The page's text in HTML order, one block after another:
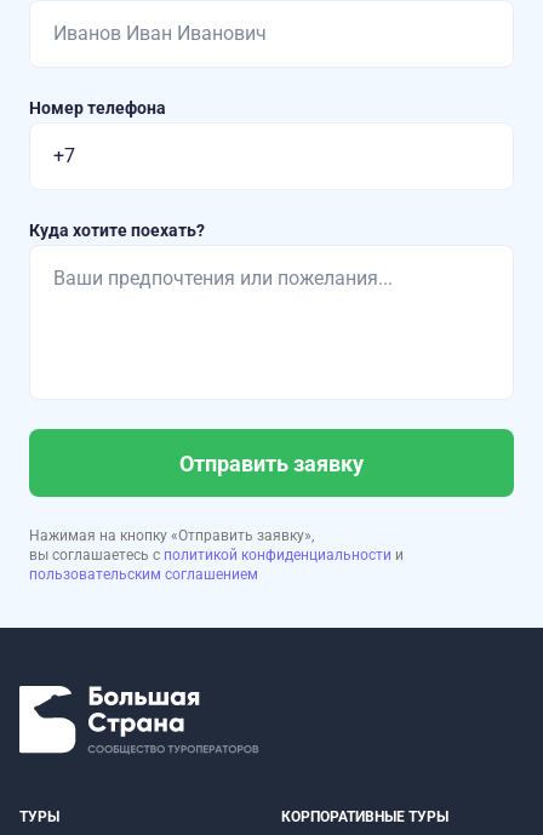
Номер телефона
Куда хотите поехать?
Отправить заявку
Нажимая на кнопку «Отправить заявку»,
вы соглашаетесь с политикой конфиденциальности и
пользовательским соглашением
ТУРЫ КОРПОРАТИВНЫЕ ТУРЫ